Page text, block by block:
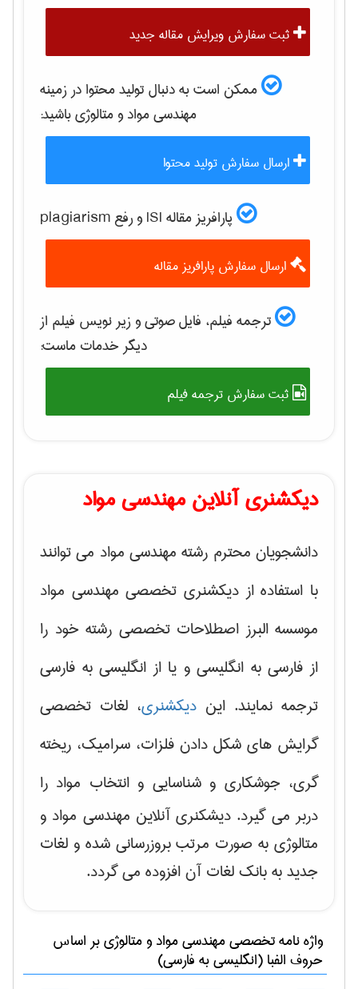
ثبت سفارش ویرایش مقاله جدید
ممکن است به دنبال تولید محتوا در زمینه
مهندسی مواد و متالوژیباشید:
ارسال سفارش تولید محتوا
پارافریز مقاله ISI و رفع plagiarism
ارسال سفارش پارافریز مقاله
ترجمه فیلم، فایل صوتی و زیر نویس فیلم از
دیگر خدمات ماست:
ثبت سفارش ترجمه فیلم
دیکشنری آنلاین مهندسی مواد
دانشجویان محترم رشته مهندسی مواد می توانند
با استفاده از دیکشنری تخصصی مهندسی مواد
موسسه البرز اصطلاحات تخصصی رشته خود را
از فارسی به انگلیسی و یا از انگلیسی به فارسی
ترجمه نمایند. این دیکشنری، لغات تخصصی
گرایش های شکل دادن فلزات، سرامیک، ریخته
گری، جوشکاری و شناسایی و انتخاب مواد را
دربر می گیرد. دیشکنری آنلاین مهندسی مواد و
متالوژی به صورت مرتب بروزرسانی شده و لغات
جدید به بانک لغات آن افزوده می گردد.
واژه نامه تخصصیمهندسی مواد و متالوژیبر اساس
حروف الفبا (انگلیسی به فارسی)